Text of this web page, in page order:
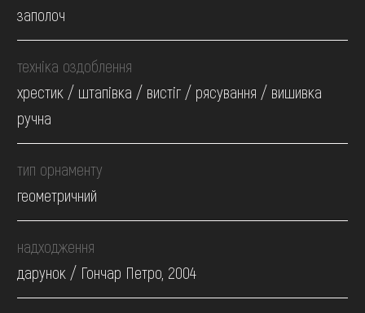
заполоч
техніка оздоблення
хрестик / штапівка / вистіг / рясування / вишивка
ручна
тип орнаменту
геометричний
надходження
дарунок / Гончар Петро, 2004